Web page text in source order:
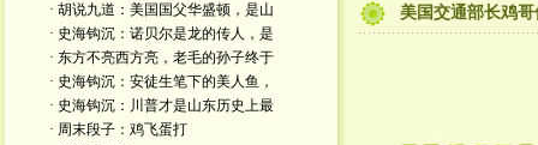
· 胡说九道：美国国父华盛顿，是山
· 史海钩沉：诺贝尔是龙的传人，是
· 东方不亮西方亮，老毛的孙子终于
· 史海钩沉：安徒生笔下的美人鱼，
· 史海钩沉：川普才是山东历史上最
· 周末段子：鸡飞蛋打
美国交通部长鸡